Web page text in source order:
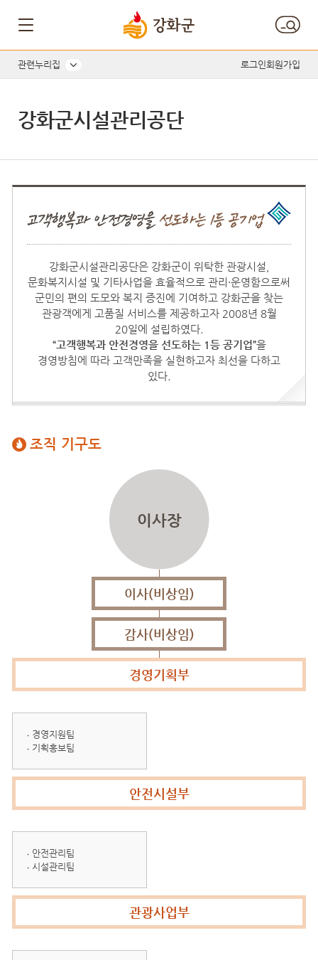
관련누리집 로그인회원가입
강화군시설관리공단
강화군시설관리공단은 강화군이 위탁한 관광시설,
문화복지시설 및 기타사업을 효율적으로 관리·운영함으로써
군민의 편의 도모와 복지 증진에 기여하고 강화군을 찾는
관광객에게 고품질 서비스를 제공하고자 2008년 8월
20일에 설립하였다.
“고객행복과 안전경영을 선도하는 1등 공기업”을
경영방침에 따라 고객만족을 실현하고자 최선을 다하고
있다.
조직 기구도
이사장
이사(비상임)
감사(비상임)
경영기획부
경영지원팀
기획홍보팀
안전시설부
안전관리팀
시설관리팀
관광사업부